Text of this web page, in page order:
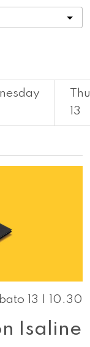
13
13 | 10.30
Isaline